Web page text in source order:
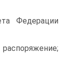
Федерации
распоряжение;